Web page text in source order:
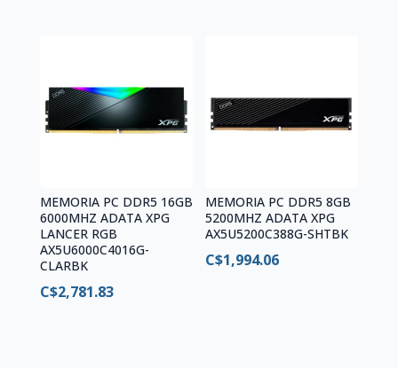
MEMORIA PC DDR5 16GB
6000MHZ ADATA XPG
LANCER RGB
AX5U6000C4016G-
CLARBK
C$2,781.83
MEMORIA PC DDR5 8GB
5200MHZ ADATA XPG
AX5U5200C388G-SHTBK
C$1,994.06